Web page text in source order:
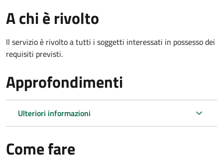
A chi è rivolto
Il servizio è rivolto a tutti i soggetti interessati in possesso dei
requisiti previsti.
Approfondimenti
Ulteriori informazioni
Come fare